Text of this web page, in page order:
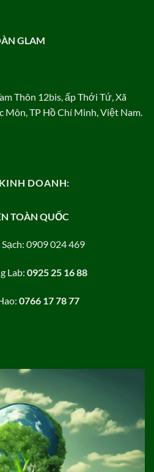
GLAM
Thôn 12bis, ấp Thới Tứ, Xã
Môn, TP Hồ Chí Minh, Việt Nam.
DOANH:
TOÀN QUỐC
0909 024 469
Lab: 0925 25 16 88
0766 17 78 77